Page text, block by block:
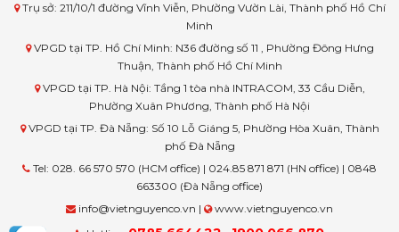
Trụ sở: 211/10/1 đường Vĩnh Viễn, Phường Vườn Lài, Thành phố Hồ Chí
Minh
VPGD tại TP. Hồ Chí Minh: N36 đường số 11 , Phường Đông Hưng
Thuận, Thành phố Hồ Chí Minh
VPGD tại TP. Hà Nội: Tầng 1 tòa nhà INTRACOM, 33 Cầu Diễn,
Phường Xuân Phương, Thành phố Hà Nội
VPGD tại TP. Đà Nẵng: Số 10 Lỗ Giáng 5, Phường Hòa Xuân, Thành
phố Đà Nẵng
Tel: 028. 66 570 570 (HCM office) | 024.85 871 871 (HN office) | 0848
663300 (Đà Nẵng office)
info@vietnguyenco.vn |
www.vietnguyenco.vn